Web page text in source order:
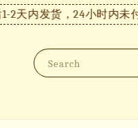
发货，24小时内未付款
Search